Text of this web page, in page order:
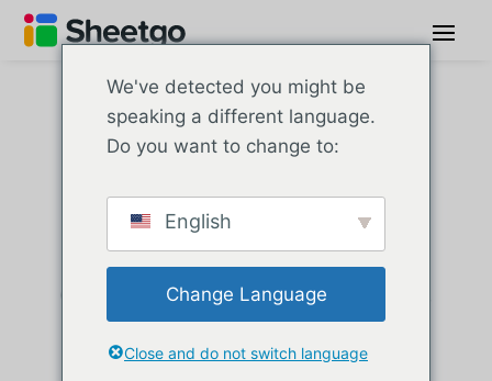
Articles sur
les processus
de ressources
humaines
We've detected you might be
speaking a different language.
Do you want to change to:
English
Change Language
Close and do not switch language